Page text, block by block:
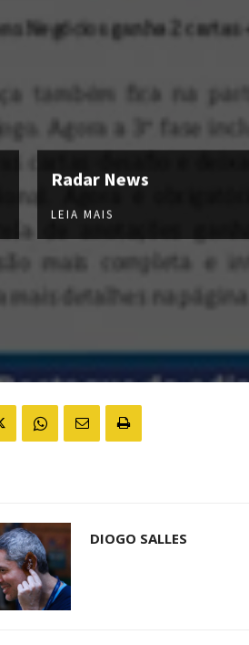
Radar News
LEIA MAIS
DIOGO SALLES